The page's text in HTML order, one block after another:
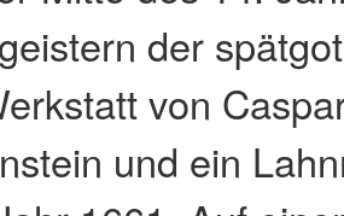
der
von
und ein